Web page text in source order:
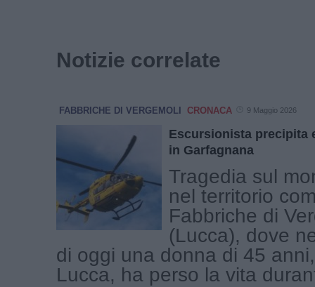
Notizie correlate
FABBRICHE DI VERGEMOLI CRONACA 9 Maggio 2026
Escursionista precipita
in Garfagnana
Tragedia sul
nel territorio
Fabbriche di
(Lucca), dove
di oggi una donna di 45
Lucca, ha perso la vita